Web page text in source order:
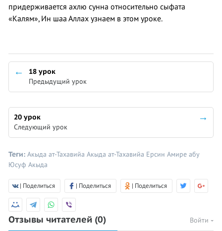
придерживается ахлю сунна относительно сыфата
«Калям», Ин шаа Аллах узнаем в этом уроке.
18 урок
Предыдущий урок
20 урок
Следующий урок
Теги: Акыда ат-Тахавийа Акыда ат-Тахавийа Ерсин Амире абу
Юсуф Акыда
| Поделиться | Поделиться | Поделиться
Отзывы читателей (0) Войти